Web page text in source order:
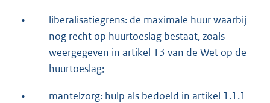
•
liberalisatiegrens: de maximale huur waarbij
nog recht op huurtoeslag bestaat, zoals
weergegeven in artikel 13 van de Wet op de
huurtoeslag;
•
mantelzorg: hulp als bedoeld in artikel 1.1.1